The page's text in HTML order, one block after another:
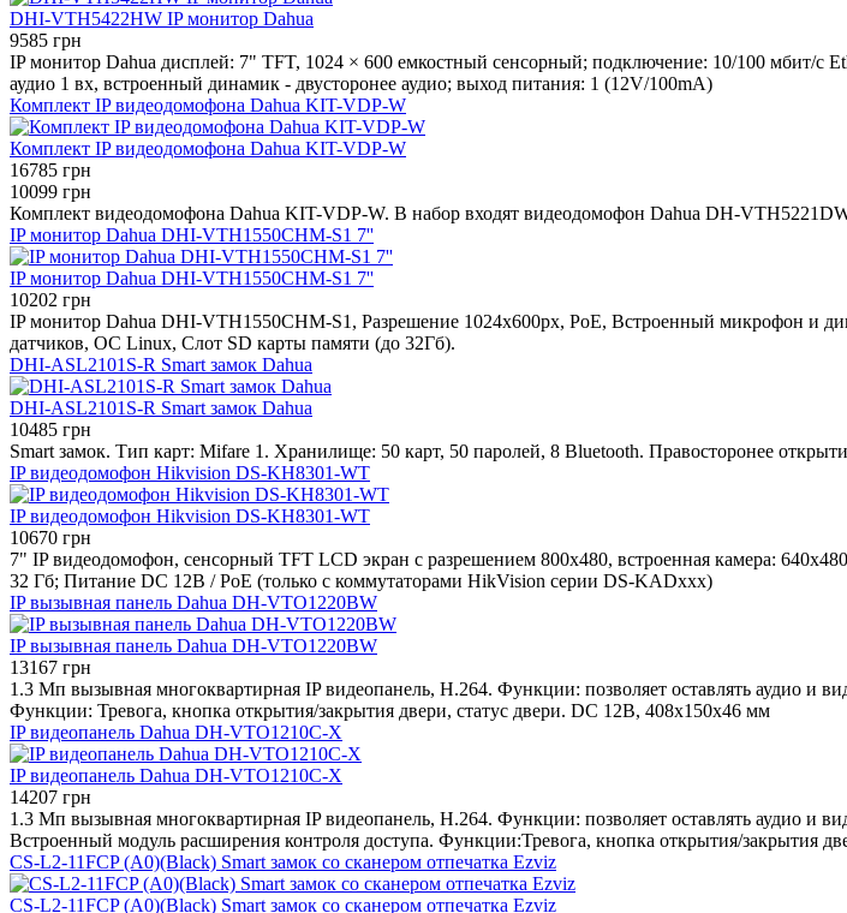
DHI-VTH5422HW IP монитор Dahua
9585 грн
IP монитор Dahua дисплей: 7" TFT, 1024 × 600 емкостный сенсорный; подключение: 10/100 мбит/с
аудио 1 вх, встроенный динамик - двусторонее аудио; выход питания: 1 (12V/100mA)
Комплект IP видеодомофона Dahua KIT-VDP-W
Комплект IP видеодомофона Dahua KIT-VDP-W
16785 грн
10099 грн
Комплект видеодомофона Dahua KIT-VDP-W. В набор входят видеодомофон Dahua DH-
IP монитор Dahua DHI-VTH1550CHM-S1 7''
IP монитор Dahua DHI-VTH1550CHM-S1 7''
10202 грн
IP монитор Dahua DHI-VTH1550CHM-S1, Разрешение 1024x600рх, РоЕ, Встроенный микрофон и
датчиков, ОС Linux, Слот SD карты памяти (до 32Гб).
DHI-ASL2101S-R Smart замок Dahua
DHI-ASL2101S-R Smart замок Dahua
10485 грн
Smart замок. Тип карт: Mifare 1. Хранилище: 50 карт, 50 паролей, 8 Bluetooth. Правосторонее
IP видеодомофон Hikvision DS-KH8301-WT
IP видеодомофон Hikvision DS-KH8301-WT
10670 грн
7" IP видеодомофон, сенсорный TFT LCD экран с разрешением 800х480, встроенная камера:
32 Гб; Питание DC 12В / PoE (только с коммутаторами HikVision серии DS-KADxxx)
IP вызывная панель Dahua DH-VTO1220BW
IP вызывная панель Dahua DH-VTO1220BW
13167 грн
1.3 Мп вызывная многоквартирная IP видеопанель, H.264. Функции: позволяет оставлять аудио и
Функции: Тревога, кнопка открытия/закрытия двери, статус двери. DC 12В, 408х150х46 мм
IP видеопанель Dahua DH-VTO1210C-X
IP видеопанель Dahua DH-VTO1210C-X
14207 грн
1.3 Мп вызывная многоквартирная IP видеопанель, H.264. Функции: позволяет оставлять аудио и
Встроенный модуль расширения контроля доступа. Функции:Тревога, кнопка открытия/закрытия
CS-L2-11FCP (A0)(Black) Smart замок со сканером отпечатка Ezviz
CS-L2-11FCP (A0)(Black) Smart замок со сканером отпечатка Ezviz